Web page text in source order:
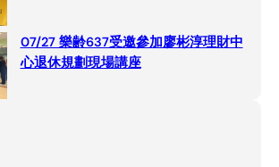
07/27 樂齢637受邀參加廖彬淳理財中
心退休規劃現場講座